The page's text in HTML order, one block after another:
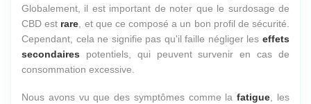
Globalement, il est important de noter que le surdosage de
CBD est rare, et que ce composé a un bon profil de sécurité.
Cependant, cela ne signifie pas qu'il faille négliger les effets
secondaires potentiels, qui peuvent survenir en cas de
consommation excessive.
Nous avons vu que des symptômes comme lafatigue, les